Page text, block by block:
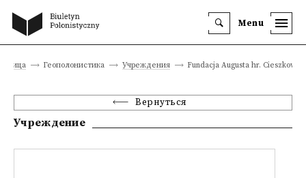
Menu
Геополонистика Учреждения Fundacja Augusta hr.
Вернуться
Учреждение